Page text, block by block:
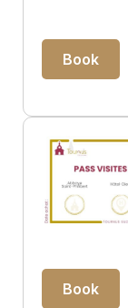
Book
Book